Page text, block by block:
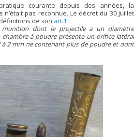
courante depuis des années, la
pas reconnue. Le décret du 30 juillet
de son art.1 :
munition dont le projectile a un diamètre
à poudre présente un orifice latéral
à 2 mm ne contenant plus de poudre et dont